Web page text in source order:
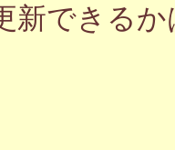
新できる